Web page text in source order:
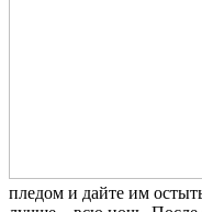
пледом и дайте им